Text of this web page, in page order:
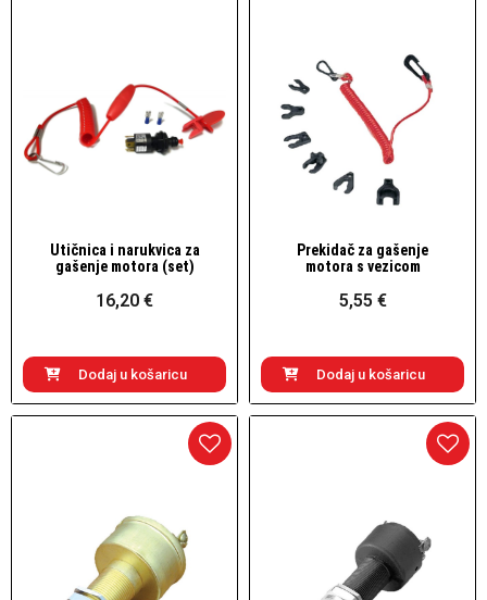
Brzi pogled
Utičnica i narukvica za
gašenje motora (set)
16,20 €
Dodaj u košaricu
Brzi pogled
Prekidač za gašenje
motora s vezicom
5,55 €
Dodaj u košaricu